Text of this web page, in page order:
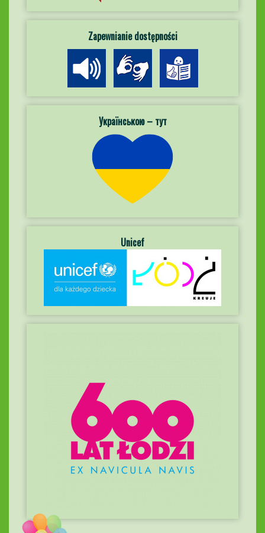
Zapewnianie dostępności
Українською – тут
Unicef